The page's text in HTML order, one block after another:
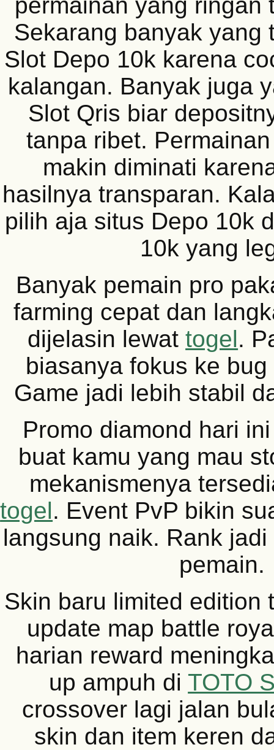
Sekarang banyak yang
Slot Depo 10k karena
kalangan. Banyak juga
Slot Qris biar
tanpa ribet.
makin diminati
hasilnya transparan.
pilih aja situs Depo 10k
10k yang
Banyak pemain pro
farming cepat dan
dijelasin lewattogel.
biasanya fokus ke
Game jadi lebih stabil
Promo diamond hari
buat kamu yang mau
mekanismenya
togel. Event PvP bikin
langsung naik. Rank
pemain.
Skin baru limited edition
update map battle
harian reward
up ampuh diTOTO
crossover lagi jalan
skin dan item keren